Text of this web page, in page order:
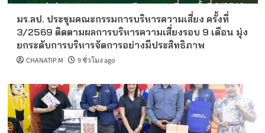
มร.ลป. ประชุมคณะกรรมการบริหารความเสี่ยง ครั้งที่
3/2569 ติดตามผลการบริหารความเสี่ยงรอบ 9 เดือน มุ่ง
ยกระดับการบริหารจัดการอย่างมีประสิทธิภาพ
CHANATIP.M 9 ชั่วโมง ago